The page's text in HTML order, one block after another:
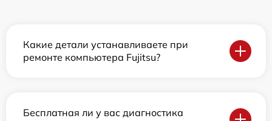
Какие детали устанавливаете при
ремонте компьютера Fujitsu?
Бесплатная ли у вас диагностика